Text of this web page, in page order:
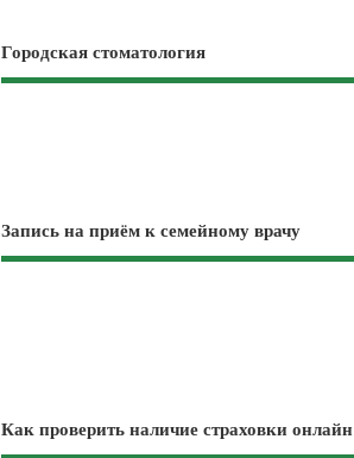
Городская стоматология
Запись на приём к семейному врачу
Как проверить наличие страховки онлайн